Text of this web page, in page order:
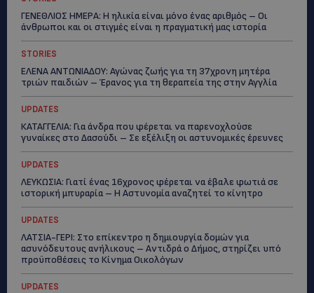
ΓΕΝΕΘΛΙΟΣ ΗΜΕΡΑ: Η ηλικία είναι μόνο ένας αριθμός – Οι
άνθρωποι και οι στιγμές είναι η πραγματική μας ιστορία
STORIES
ΕΛΕΝΑ ΑΝΤΩΝΙΑΔΟΥ: Αγώνας ζωής για τη 37χρονη μητέρα
τριών παιδιών – Έρανος για τη θεραπεία της στην Αγγλία
UPDATES
ΚΑΤΑΓΓΕΛΙΑ: Για άνδρα που φέρεται να παρενοχλούσε
γυναίκες στο Δασούδι – Σε εξέλιξη οι αστυνομικές έρευνες
UPDATES
ΛΕΥΚΩΣΙΑ: Γιατί ένας 16χρονος φέρεται να έβαλε φωτιά σε
ιστορική μπυραρία – Η Αστυνομία αναζητεί το κίνητρο
UPDATES
ΛΑΤΣΙΑ-ΓΕΡΙ: Στο επίκεντρο η δημιουργία δομών για
ασυνόδευτους ανήλικους – Αντιδρά ο Δήμος, στηρίζει υπό
προϋποθέσεις το Κίνημα Οικολόγων
UPDATES